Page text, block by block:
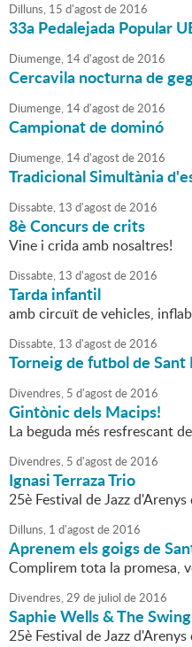
Dilluns, 15 d'agostde2016
33a Pedalejada Popular
Diumenge, 14d'agostde2016
Cercavila nocturna de
Diumenge, 14d'agostde2016
Campionat de dominó
Diumenge, 14d'agostde2016
Tradicional Simultània
Dissabte, 13 d'agostde2016
8è Concurs de crits
Vine i crida amb nosaltres!
Dissabte, 13 d'agostde2016
Tarda infantil
amb circuït de vehicles,
Dissabte, 13 d'agostde2016
Torneig de futbol de Sant
Divendres, 5 d'agostde2016
Gintònic dels Macips!
La beguda més resfrescant
Divendres, 5 d'agostde2016
Ignasi Terraza Trio
25è Festival de Jazz
Dilluns, 1 d'agostde2016
Aprenem els goigs de
Complirem tota la promesa,
Divendres,29 de juliol de2016
Saphie Wells & The
25è Festival de Jazz